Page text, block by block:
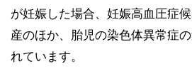
が妊娠した場合、妊娠高血圧症
産のほか、胎児の染色体異常症
れています。